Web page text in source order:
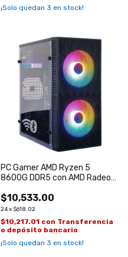
¡Solo quedan 3 en stock!
PC Gamer AMD Ryzen 5
8600G DDR5 con AMD Radeon
$10,533.00
24x $618.02
$10,217.01 con Transferencia
o depósito bancario
¡Solo quedan 3 en stock!